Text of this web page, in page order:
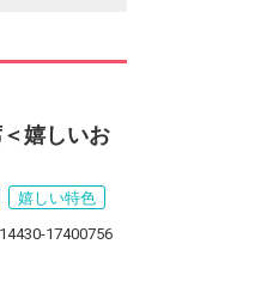
嬉しいお
嬉しい特色
17400756